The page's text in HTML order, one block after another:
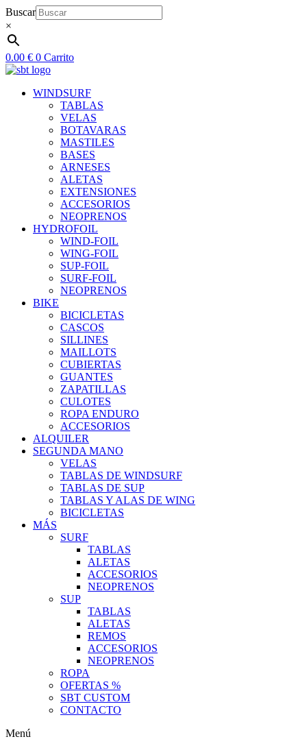
Ir
al
contenido
Buscar
×
0.00 € 0 Carrito
WINDSURF
TABLAS
VELAS
BOTAVARAS
MASTILES
BASES
ARNESES
ALETAS
EXTENSIONES
ACCESORIOS
NEOPRENOS
HYDROFOIL
WIND-FOIL
WING-FOIL
SUP-FOIL
SURF-FOIL
NEOPRENOS
BIKE
BICICLETAS
CASCOS
SILLINES
MAILLOTS
CUBIERTAS
GUANTES
ZAPATILLAS
CULOTES
ROPA ENDURO
ACCESORIOS
ALQUILER
SEGUNDA MANO
VELAS
TABLAS DE WINDSURF
TABLAS DE SUP
TABLAS Y ALAS DE WING
BICICLETAS
MÁS
SURF
TABLAS
ALETAS
ACCESORIOS
NEOPRENOS
SUP
TABLAS
ALETAS
REMOS
ACCESORIOS
NEOPRENOS
ROPA
OFERTAS %
SBT CUSTOM
CONTACTO
Menú